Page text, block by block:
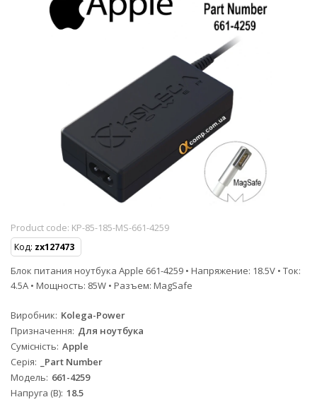
Product code: KP-85-185-MS-661-4259
Код: zx127473
Блок питания ноутбука Apple 661-4259 • Напряжение: 18.5V • Ток:
4.5A • Мощность: 85W • Разъем: MagSafe
Виробник Kolega-Power
Призначення Для ноутбука
Сумісність Apple
Серія
_Part Number
Модель 661-4259
Напруга (В) 18.5